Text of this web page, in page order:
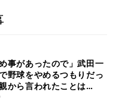
事があったので」武田一
野球をやめるつもりだっ
から言われたことは…